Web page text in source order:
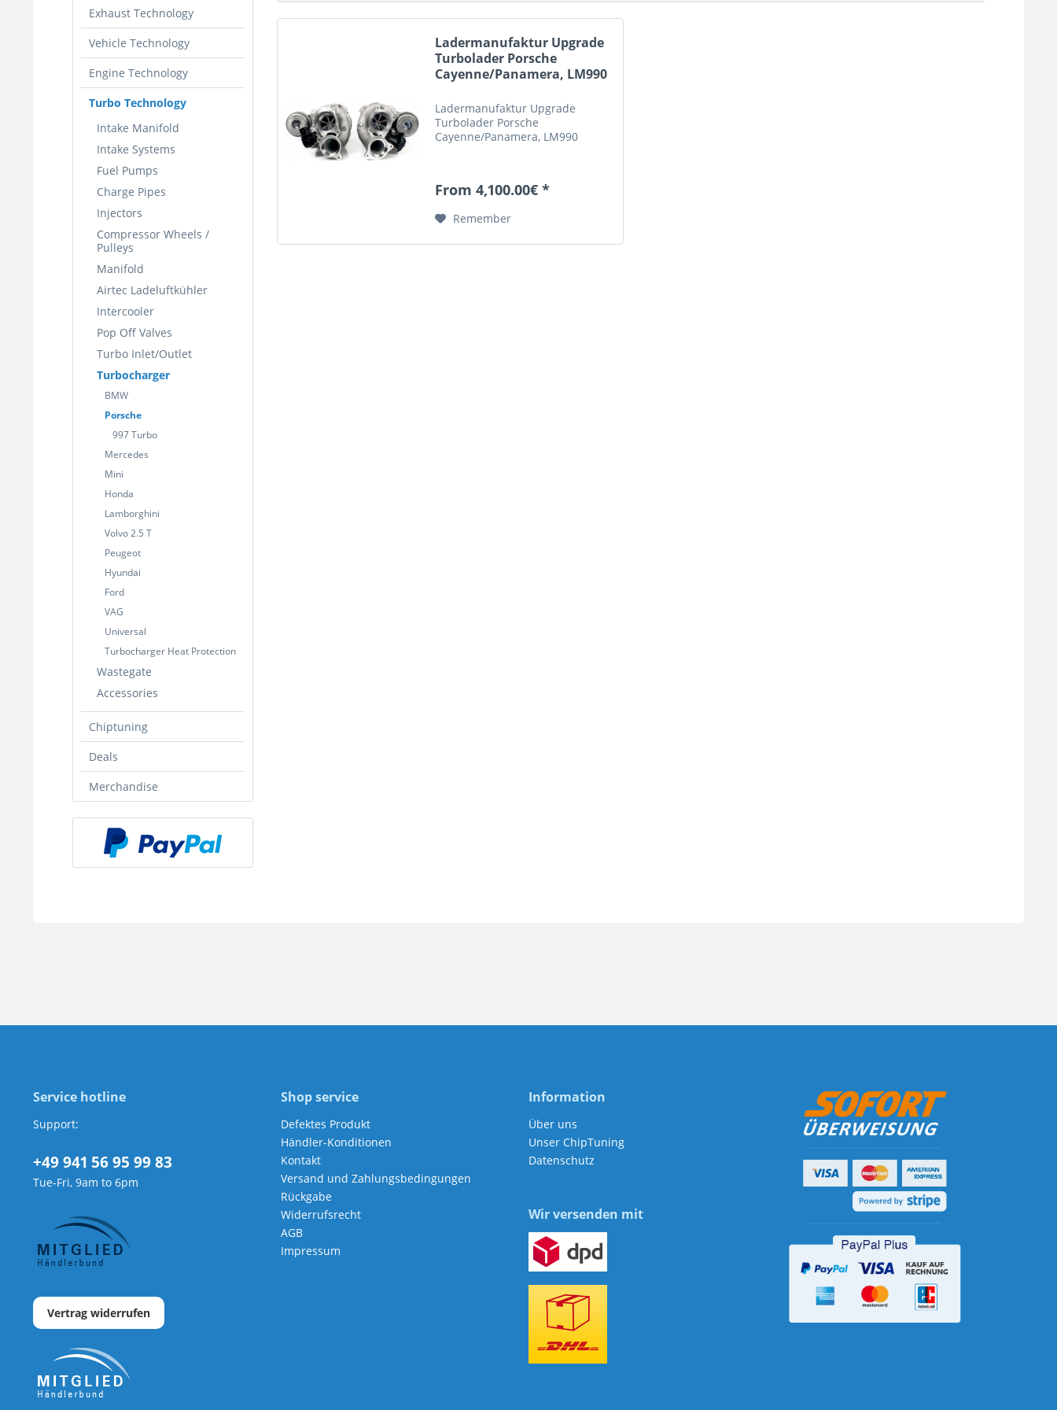
Exhaust Technology
Vehicle Technology
Engine Technology
Turbo Technology
Intake Manifold
Intake Systems
Fuel Pumps
Charge Pipes
Injectors
Compressor Wheels /
Pulleys
Manifold
Airtec Ladeluftkühler
Intercooler
Pop Off Valves
Turbo Inlet/Outlet
Turbocharger
BMW
Porsche
997 Turbo
Mercedes
Mini
Honda
Lamborghini
Volvo 2.5 T
Peugeot
Hyundai
Ford
VAG
Universal
Turbocharger Heat Protection
Wastegate
Accessories
Chiptuning
Deals
Merchandise
Ladermanufaktur Upgrade
Turbolader Porsche
Cayenne/Panamera, LM990
Ladermanufaktur Upgrade
Turbolader Porsche
Cayenne/Panamera, LM990
From 4,100.00€ *
Remember
Service hotline
Support:
+49 941 56 95 99 83
Tue-Fri, 9am to 6pm
Vertrag widerrufen
Shop service
Defektes Produkt
Händler-Konditionen
Kontakt
Versand und Zahlungsbedingungen
Rückgabe
Widerrufsrecht
AGB
Impressum
Information
Über uns
Unser ChipTuning
Datenschutz
Wir versenden mit